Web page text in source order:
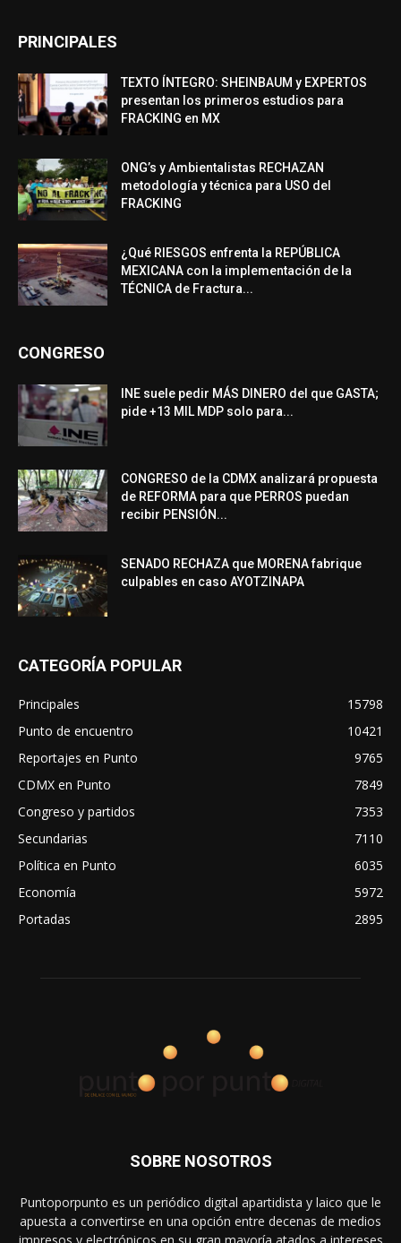
PRINCIPALES
TEXTO ÍNTEGRO: SHEINBAUM y EXPERTOS
presentan los primeros estudios para
FRACKING en MX
ONG’s y Ambientalistas RECHAZAN
metodología y técnica para USO del
FRACKING
¿Qué RIESGOS enfrenta la REPÚBLICA
MEXICANA con la implementación de la
TÉCNICA de Fractura...
CONGRESO
INE suele pedir MÁS DINERO del que GASTA;
pide +13 MIL MDP solo para...
CONGRESO de la CDMX analizará propuesta
de REFORMA para que PERROS puedan
recibir PENSIÓN...
SENADO RECHAZA que MORENA fabrique
culpables en caso AYOTZINAPA
CATEGORÍA POPULAR
Principales
15798
Punto de encuentro
10421
Reportajes en Punto
9765
CDMX en Punto
7849
Congreso y partidos
7353
Secundarias
7110
Política en Punto
6035
Economía
5972
Portadas
2895
SOBRE NOSOTROS
Puntoporpunto es un periódico digital apartidista y laico que le
apuesta a convertirse en una opción entre decenas de medios